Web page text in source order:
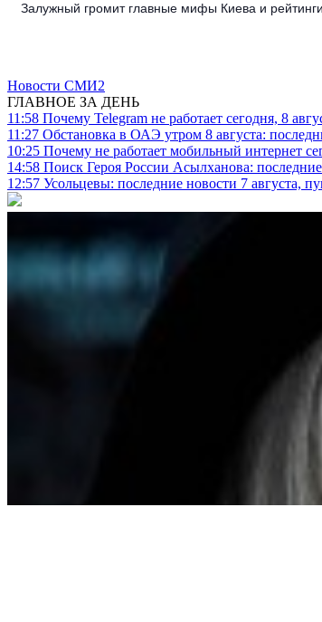
Залужный громит главные мифы Киева и
Новости СМИ2
ГЛАВНОЕ ЗА ДЕНЬ
11:58 Почему Telegram не работает сегодня, 8
11:27 Обстановка в ОАЭ утром 8 августа:
10:25 Почему не работает мобильный интернет
14:58 Поиск Героя России Асылханова:
12:57 Усольцевы: последние новости 7 августа,